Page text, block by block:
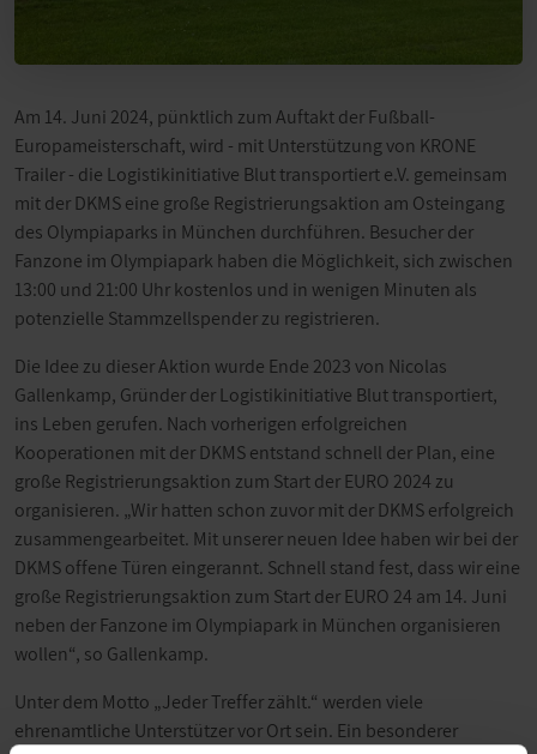
Am 14. Juni 2024, pünktlich zum Auftakt der Fußball-
Europameisterschaft, wird - mit Unterstützung von KRONE
Trailer - die Logistikinitiative Blut transportiert e.V. gemeinsam
mit der DKMS eine große Registrierungsaktion am Osteingang
des Olympiaparks in München durchführen. Besucher der
Fanzone im Olympiapark haben die Möglichkeit, sich zwischen
13:00 und 21:00 Uhr kostenlos und in wenigen Minuten als
potenzielle Stammzellspender zu registrieren.
Die Idee zu dieser Aktion wurde Ende 2023 von Nicolas
Gallenkamp, Gründer der Logistikinitiative Blut transportiert,
ins Leben gerufen. Nach vorherigen erfolgreichen
Kooperationen mit der DKMS entstand schnell der Plan, eine
große Registrierungsaktion zum Start der EURO 2024 zu
organisieren. „Wir hatten schon zuvor mit der DKMS erfolgreich
zusammengearbeitet. Mit unserer neuen Idee haben wir bei der
DKMS offene Türen eingerannt. Schnell stand fest, dass wir eine
große Registrierungsaktion zum Start der EURO 24 am 14. Juni
neben der Fanzone im Olympiapark in München organisieren
wollen“, so Gallenkamp.
Unter dem Motto „Jeder Treffer zählt.“ werden viele
ehrenamtliche Unterstützer vor Ort sein. Ein besonderer